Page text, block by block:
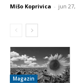
Mišo Koprivica - jun
Magazin